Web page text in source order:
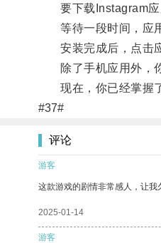
要下载Instagram应用
等待一段时间，应用
安装完成后，点击应
除了手机应用外，你
现在，你已经掌握了
#37#
评论
游客
这款游戏的剧情非常感人，让我
2025-01-14
游客